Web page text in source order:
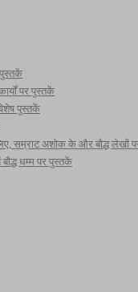
पर पुस्तकें
पुस्तकें
सम्राट अशोक के और बौद्ध लेखों
धम्म पर पुस्तकें